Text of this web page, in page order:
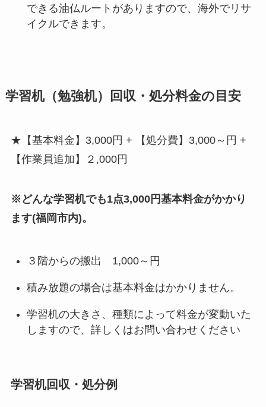
できる油仏ルートがありますので、海外でリサ
イクルできます。
学習机（勉強机）回収・処分料金の目安
★【基本料金】3,000円 + 【処分費】3,000～円 +
【作業員追加】２,000円
※どんな学習机でも1点3,000円基本料金がかかり
ます(福岡市内)。
３階からの搬出 1,000～円
積み放題の場合は基本料金はかかりません。
学習机の大きさ、種類によって料金が変動いた
しますので、詳しくはお問い合わせください
学習机回収・処分例